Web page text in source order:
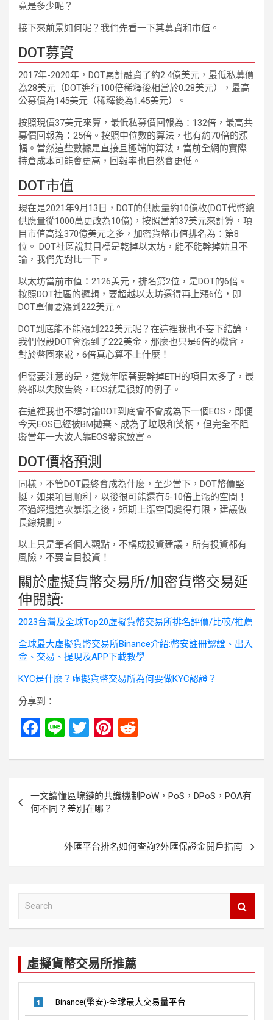
竟是多少呢？
接下來前景如何呢？我們先看一下其募資和市值。
DOT募資
2017年-2020年，DOT累計融資了約2.4億美元，最低私募價
為28美元（DOT進行100倍稀釋後相當於0.28美元），最高
公募價為145美元（稀釋後為1.45美元）。
按照現價37美元來算，最低私募價回報為：132倍，最高共
募價回報為：25倍。按照中位數的算法，也有約70倍的漲
幅。當然這些數據是直接且極端的算法，當前全網的實際
持倉成本可能會更高，回報率也自然會更低。
DOT市值
現在是2021年9月13日，DOT的供應量約10億枚(DOT代幣總
供應量從1000萬更改為10億)，按照當前37美元來計算，項
目市值高達370億美元之多，加密貨幣市值排名為：第8
位。 DOT社區說其目標是乾掉以太坊，能不能幹掉姑且不
論，我們先對比一下。
以太坊當前市值：2126美元，排名第2位，是DOT的6倍。
按照DOT社區的邏輯，要超越以太坊還得再上漲6倍，即
DOT單價要漲到222美元。
DOT到底能不能漲到222美元呢？在這裡我也不妄下結論，
我們假設DOT會漲到了222美金，那麼也只是6倍的機會，
對於幣圈來說，6倍真心算不上什麼！
但需要注意的是，這幾年嚷著要幹掉ETH的項目太多了，最
終都以失敗告終，EOS就是很好的例子。
在這裡我也不想討論DOT到底會不會成為下一個EOS，即便
今天EOS已經被BM拋棄、成為了垃圾和笑柄，但完全不阻
礙當年一大波人靠EOS發家致富。
DOT價格預測
同樣，不管DOT最終會成為什麼，至少當下，DOT幣價堅
挺，如果項目順利，以後很可能還有5-10倍上漲的空間！
不過經過這次暴漲之後，短期上漲空間變得有限，建議做
長線規劃。
以上只是筆者個人觀點，不構成投資建議，所有投資都有
風險，不要盲目投資！
關於虛擬貨幣交易所/加密貨幣交易延
伸閱讀:
2023台灣及全球Top20虛擬貨幣交易所排名評價/比較/推薦
全球最大虛擬貨幣交易所Binance介紹:幣安註冊認證、出入
金、交易、提現及APP下載教學
KYC是什麼？虛擬貨幣交易所為何要做KYC認證？
分享到：
F
ce
b
o
o
Li
e
T
tt
er
Pi
er
es
t
d
di
t
章
導
一文讀懂區塊鏈的共識機制PoW，PoS，DPoS，POA有
何不同？差別在哪？
外匯平台排名如何查詢?外匯保證金開戶指南
虛擬貨幣交易所推薦
Binance(幣安)-全球最大交易量平台